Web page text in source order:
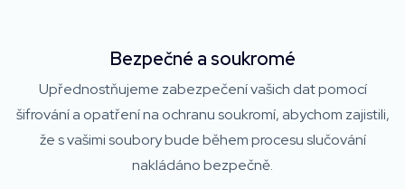
Bezpečné a soukromé
Upřednostňujeme zabezpečení vašich dat pomocí
šifrování a opatření na ochranu soukromí, abychom zajistili,
že s vašimi soubory bude během procesu slučování
nakládáno bezpečně.